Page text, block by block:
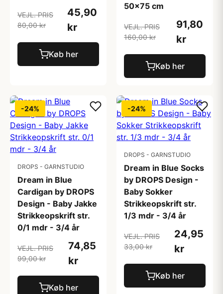
VEJL. PRIS
80,00 kr
45,90
kr
Køb her
50x75 cm
VEJL. PRIS
160,00 kr
91,80
kr
Køb her
-24%
DROPS - GARNSTUDIO
Dream in Blue
Cardigan by DROPS
Design - Baby Jakke
Strikkeopskrift str.
0/1 mdr - 3/4 år
VEJL. PRIS
99,00 kr
74,85
kr
Køb her
-24%
DROPS - GARNSTUDIO
Dream in Blue Socks
by DROPS Design -
Baby Sokker
Strikkeopskrift str.
1/3 mdr - 3/4 år
VEJL. PRIS
33,00 kr
24,95
kr
Køb her